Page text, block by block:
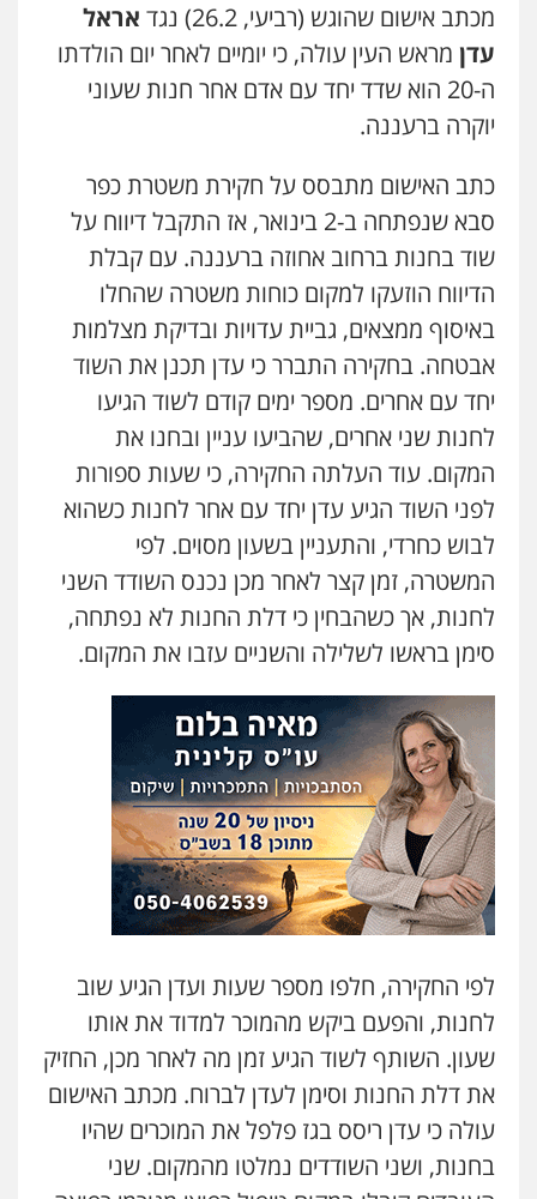
פלילי פשיעה חמורה מעצרים וחקירות
קטינים
0538788878
עו"ד אסף דוק
חמורה חקירות ומעצרים צווארון לבן והונאה
0526885006
עו"ד שלי גורביץ – לוי
משפט פלילי פשיעה חמורה מעצרים
וחקירות
0544218336
עו"ד שאדי כבהא
פלילי עורכי דין לענייני אסירים
0525556970
משרד עורכי דין חן ברוך
פלילי דיני תעבורה מעצרים וחקירות
0505078733
עו"ד קארין לגטיוי
פלילי פשיעה חמורה מעצרים וחקירות
0507446995
עו"ד ירון גיגי
פלילי צווארון לבן מעצרים הליכי הסגרה
0522249087
משפט פלילי פשיעה חמורה צווארון לבן
525043999
עו"ד אסף כהן
פלילי פשיעה חמורה סמים והימורים
מעצרים וחקירות
0526555488
מכתב אישום שהוגש (רביעי, 26.2) נגד
אראל
עדן מראש העין עולה, כי יומיים לאחר יום הולדתו
ה-20 הוא שדד יחד עם אדם אחר חנות שעוני
יוקרה ברעננה.
כתב האישום מתבסס על חקירת משטרת כפר
סבא שנפתחה ב-2 בינואר, אז התקבל דיווח על
שוד בחנות ברחוב אחוזה ברעננה. עם קבלת
הדיווח הוזעקו למקום כוחות משטרה שהחלו
באיסוף ממצאים, גביית עדויות ובדיקת מצלמות
אבטחה. בחקירה התברר כי עדן תכנן את השוד
יחד עם אחרים. מספר ימים קודם לשוד הגיעו
לחנות שני אחרים, שהביעו עניין ובחנו את
המקום. עוד העלתה החקירה, כי שעות ספורות
לפני השוד הגיע עדן יחד עם אחר לחנות כשהוא
לבוש כחרדי, והתעניין בשעון מסוים. לפי
המשטרה, זמן קצר לאחר מכן נכנס השודד השני
לחנות, אך כשהבחין כי דלת החנות לא נפתחה,
סימן בראשו לשלילה והשניים עזבו את המקום.
לפי החקירה, חלפו מספר שעות ועדן הגיע שוב
לחנות, והפעם ביקש מהמוכר למדוד את אותו
שעון. השותף לשוד הגיע זמן מה לאחר מכן, החזיק
את דלת החנות וסימן לעדן לברוח. מכתב האישום
עולה כי עדן ריסס בגז פלפל את המוכרים שהיו
בחנות, ושני השודדים נמלטו מהמקום. שני